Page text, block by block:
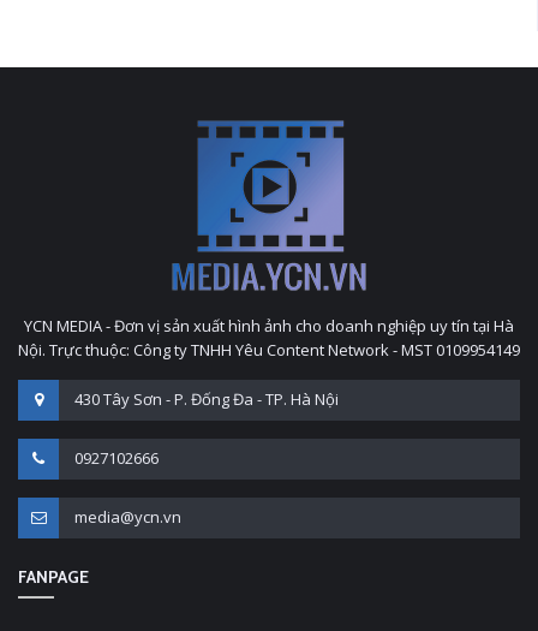
YCN MEDIA - Đơn vị sản xuất hình ảnh cho doanh nghiệp uy tín tại Hà
Nội. Trực thuộc: Công ty TNHH Yêu Content Network - MST 0109954149
430 Tây Sơn - P. Đống Đa - TP. Hà Nội
0927102666
media@ycn.vn
FANPAGE